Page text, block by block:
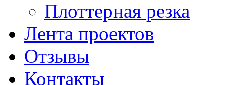
Плоттерная резка
Лента проектов
Отзывы
Контакты